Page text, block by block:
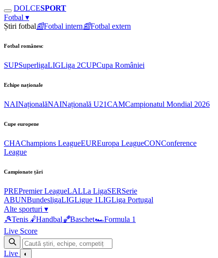
DOLCESPORT
Fotbal ▾
Știri fotbal📰Fotbal intern📰Fotbal extern
Fotbal românesc
SUPSuperligaLIGLiga 2CUPCupa României
Echipe naționale
NAINaționalăNAINațională U21CAMCampionatul Mondial 2026
Cupe europene
CHAChampions LeagueEUREuropa LeagueCONConference
League
Campionate țări
PREPremier LeagueLALLa LigaSERSerie
ABUNBundesligaLIGLigue 1LIGLiga Portugal
Alte sporturi ▾
🎾Tenis 🤾Handbal🏀Baschet🏎Formula 1
Live Score
Live ◐